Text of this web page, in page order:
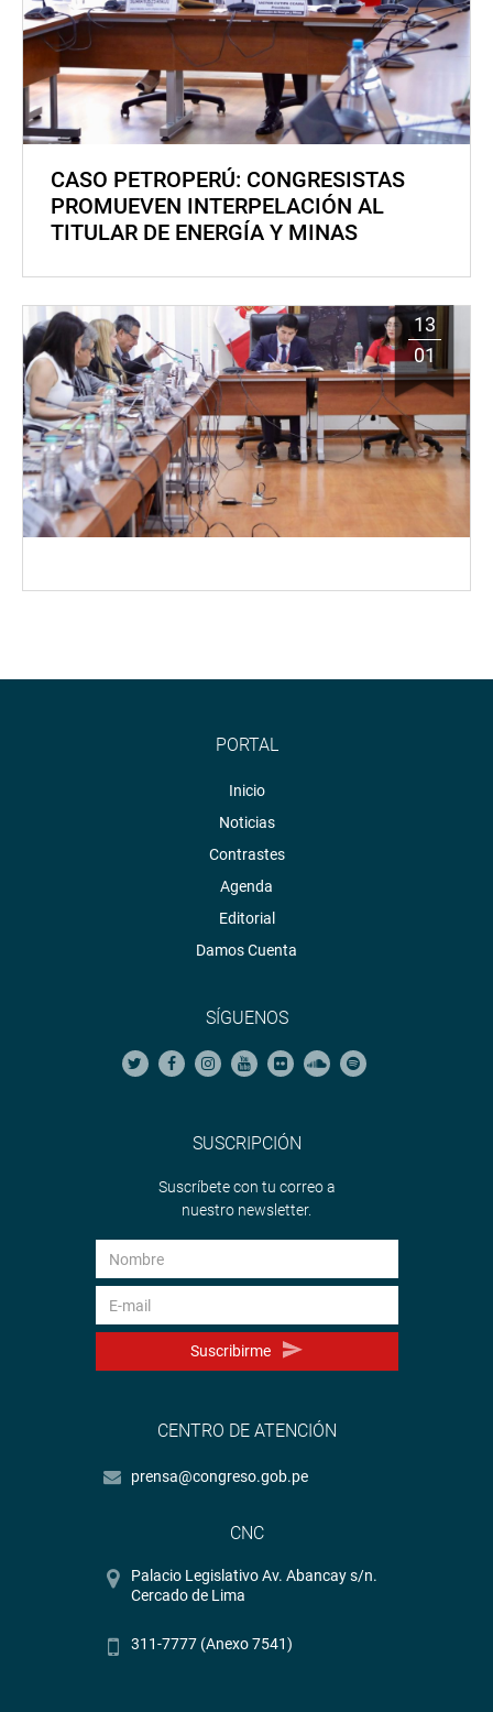
CASO PETROPERÚ: CONGRESISTAS
PROMUEVEN INTERPELACIÓN AL
TITULAR DE ENERGÍA Y MINAS
13
01
PORTAL
Inicio
Noticias
Contrastes
Agenda
Editorial
Damos Cuenta
SÍGUENOS
SUSCRIPCIÓN
Suscríbete con tu correo a
nuestro newsletter.
Suscribirme
CENTRO DE ATENCIÓN
prensa@congreso.gob.pe
CNC
Palacio Legislativo Av. Abancay s/n.
Cercado de Lima
311-7777 (Anexo 7541)